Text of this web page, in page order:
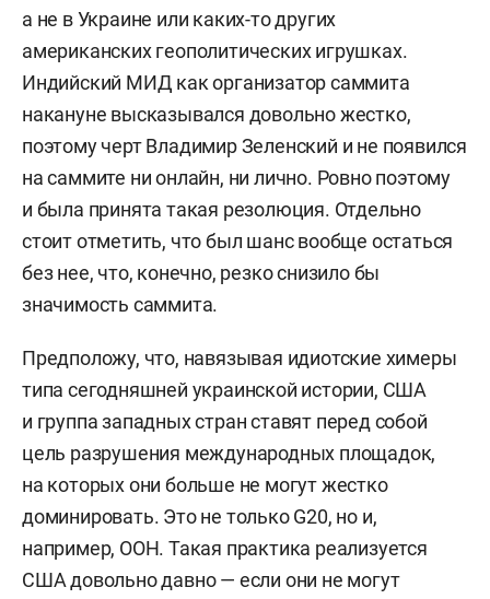
а не в Украине или каких-то других
американских геополитических игрушках.
Индийский МИД как организатор саммита
накануне высказывался довольно жестко,
поэтому черт Владимир Зеленский и не появился
на саммите ни онлайн, ни лично. Ровно поэтому
и была принята такая резолюция. Отдельно
стоит отметить, что был шанс вообще остаться
без нее, что, конечно, резко снизило бы
значимость саммита.
Предположу, что, навязывая идиотские химеры
типа сегодняшней украинской истории, США
и группа западных стран ставят перед собой
цель разрушения международных площадок,
на которых они больше не могут жестко
доминировать. Это не только G20, но и,
например, ООН. Такая практика реализуется
США довольно давно — если они не могут